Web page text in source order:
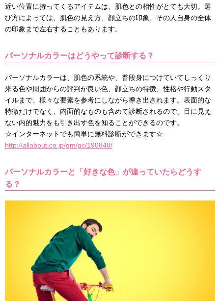
近い位置に持ってくるアイテムは、肌色との相性がとても大切。選
び方によっては、肌色の見え方、顔立ちの印象、その人自身の全体
の印象まで左右することもあります。
パーソナルカラーはどうやって診断する？
パーソナルカラーは、肌色の系統や、普段身につけていてしっくり
来る色や周囲からの評判が良い色、顔立ちの特徴、性格や行動スタ
イルまで、様々な要素を参考にしながら導き出されます。表面的な
特徴だけでなく、内面的なものも含めて診断されるので、目に見え
ない内的魅力をも引き出す色を知ることができるのです。
☆インターネットでも簡単に無料診断ができます☆
http://allabout.co.jp/gm/gc/190848/
パーソナルカラーと「好きな色」が違っていたらどうす
る？